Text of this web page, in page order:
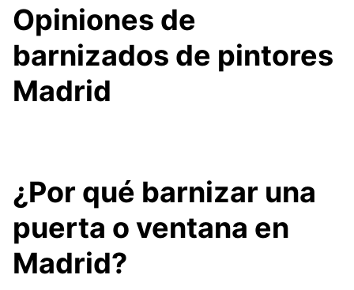
Opiniones de
barnizados de pintores
Madrid
¿Por qué barnizar una
puerta o ventana en
Madrid?